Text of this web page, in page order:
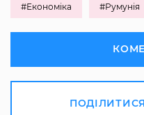
#Економіка #Румунія